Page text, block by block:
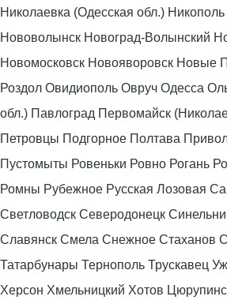
Николаевка (Одесская обл.)
Нововолынск Новоград-Волынский
Новомосковск Новояворовск Новые
Роздол Овидиополь Овруч Одесса
обл.) Павлоград Первомайск
Петровцы Подгорное Полтава
Пустомыты Ровеньки Ровно Рогань
Ромны Рубежное Русская Лозовая
Светловодск Северодонецк
Славянск Смела Снежное Стаханов
Татарбунары Тернополь Трускавец
Херсон Хмельницкий Хотов